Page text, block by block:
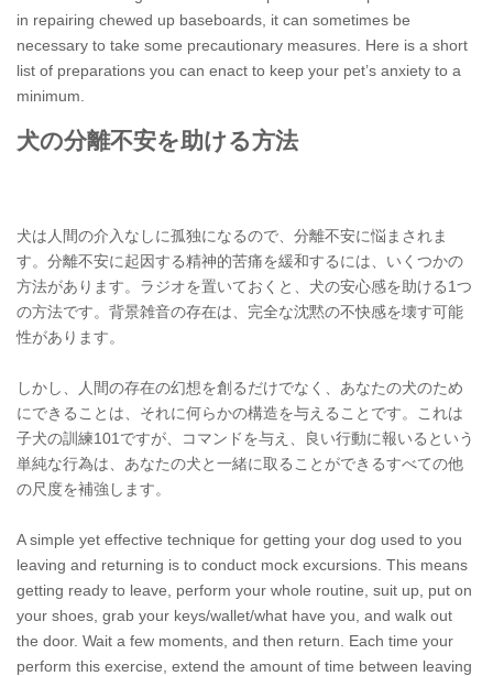
in repairing chewed up baseboards, it can sometimes be
necessary to take some precautionary measures. Here is a short
list of preparations you can enact to keep your pet’s anxiety to a
minimum.
犬の分離不安を助ける方法
犬は人間の介入なしに孤独になるので、分離不安に悩まされま
す。分離不安に起因する精神的苦痛を緩和するには、いくつかの
方法があります。ラジオを置いておくと、犬の安心感を助ける1つ
の方法です。背景雑音の存在は、完全な沈黙の不快感を壊す可能
性があります。
しかし、人間の存在の幻想を創るだけでなく、あなたの犬のため
にできることは、それに何らかの構造を与えることです。これは
子犬の訓練101ですが、コマンドを与え、良い行動に報いるという
単純な行為は、あなたの犬と一緒に取ることができるすべての他
の尺度を補強します。
A simple yet effective technique for getting your dog used to you
leaving and returning is to conduct mock excursions. This means
getting ready to leave, perform your whole routine, suit up, put on
your shoes, grab your keys/wallet/what have you, and walk out
the door. Wait a few moments, and then return. Each time your
perform this exercise, extend the amount of time between leaving